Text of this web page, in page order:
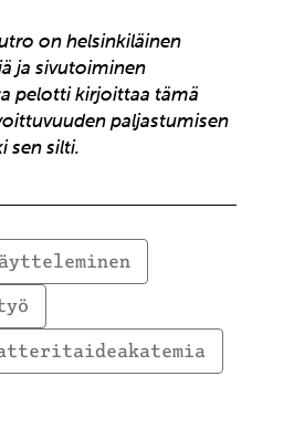
on helsinkiläinen
ja sivutoiminen
pelotti kirjoittaa tämä
paljastumisen
sen silti.